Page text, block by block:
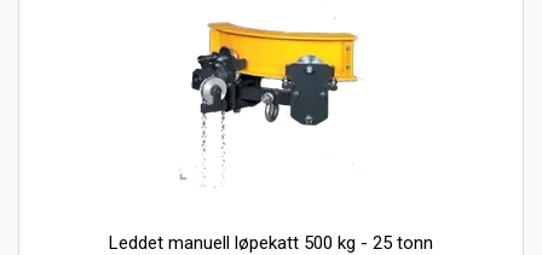
Leddet manuell løpekatt 500 kg - 25 tonn